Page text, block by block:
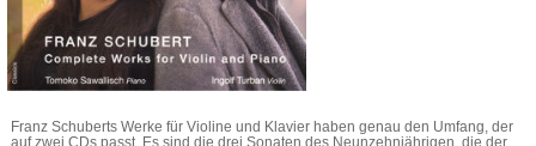
Franz Schuberts Werke für Violine und Klavier haben genau den Umfang, der
auf zwei CDs passt. Es sind die drei Sonaten des Neunzehnjährigen, die der